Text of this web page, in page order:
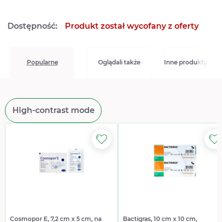
Dostępność: Produkt został wycofany z oferty
Popularne Oglądali także Inne produkty z
High-contrast mode
Cosmopor E, 7,2 cm x 5 cm, na Bactigras, 10 cm x 10 cm,